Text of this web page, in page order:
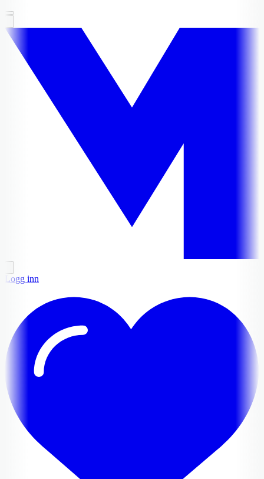
Logg inn